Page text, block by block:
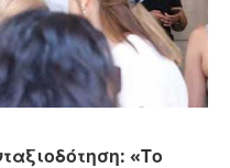
«Το